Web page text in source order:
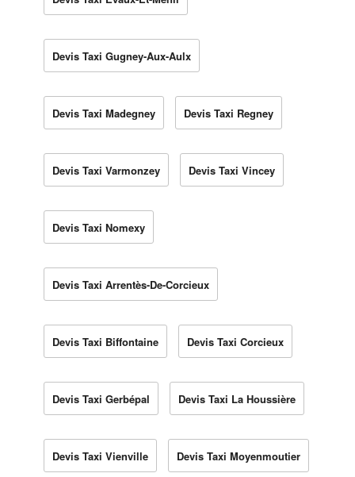
Devis Taxi Gugney-Aux-Aulx
Devis Taxi Madegney Devis Taxi Regney
Devis Taxi Varmonzey Devis Taxi Vincey
Devis Taxi Nomexy
Devis Taxi Arrentès-De-Corcieux
Devis Taxi Biffontaine Devis Taxi Corcieux
Devis Taxi Gerbépal Devis Taxi La Houssière
Devis Taxi Vienville Devis Taxi Moyenmoutier